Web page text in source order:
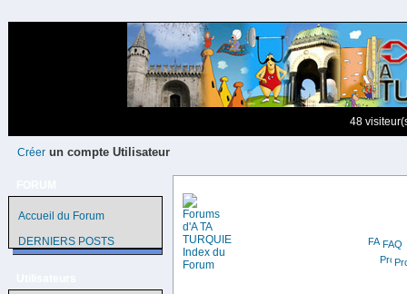
48
Créer un compte Utilisateur
Accueil du Forum
DERNIERS POSTS
FAQ